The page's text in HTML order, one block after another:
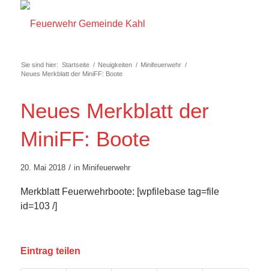
Sie sind hier: Startseite / Neuigkeiten / Minifeuerwehr /
Neues Merkblatt der MiniFF: Boote
Neues Merkblatt der
MiniFF: Boote
20. Mai 2018 / in Minifeuerwehr
Merkblatt Feuerwehrboote: [wpfilebase tag=file
id=103 /]
Eintrag teilen